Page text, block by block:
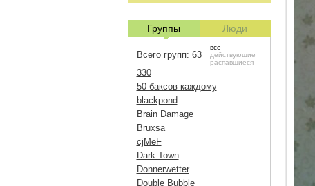
Группы Люди
Всего групп: 63
все
действующие
распавшиеся
330
50 баксов каждому
blackpond
Brain Damage
Bruxsa
cjMeF
Dark Town
Donnerwetter
Double Bubble